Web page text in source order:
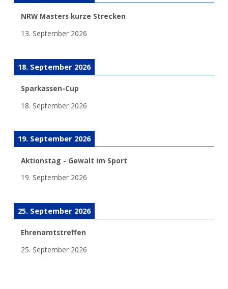
NRW Masters kurze Strecken
13. September 2026
18. September 2026
Sparkassen-Cup
18. September 2026
19. September 2026
Aktionstag - Gewalt im Sport
19. September 2026
25. September 2026
Ehrenamtstreffen
25. September 2026